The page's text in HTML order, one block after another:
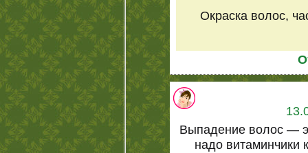
Окраска волос,
Выпадение волос —
надо витаминчики